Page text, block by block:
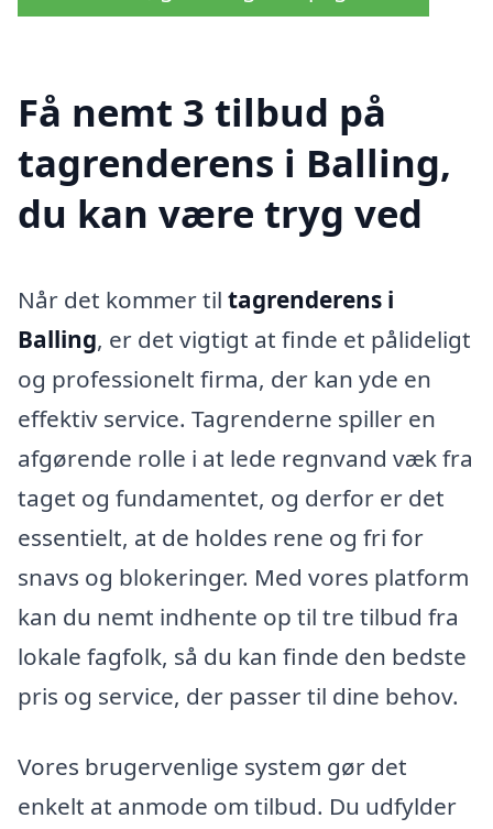
Få nemt 3 tilbud på
tagrenderens i Balling,
du kan være tryg ved
Når det kommer til tagrenderens i
Balling, er det vigtigt at finde et pålideligt
og professionelt firma, der kan yde en
effektiv service. Tagrenderne spiller en
afgørende rolle i at lede regnvand væk fra
taget og fundamentet, og derfor er det
essentielt, at de holdes rene og fri for
snavs og blokeringer. Med vores platform
kan du nemt indhente op til tre tilbud fra
lokale fagfolk, så du kan finde den bedste
pris og service, der passer til dine behov.
Vores brugervenlige system gør det
enkelt at anmode om tilbud. Du udfylder